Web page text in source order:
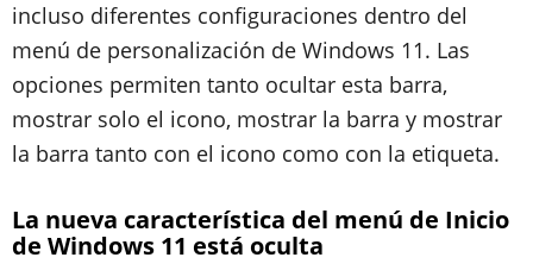
incluso diferentes configuraciones dentro del
menú de personalización de Windows 11. Las
opciones permiten tanto ocultar esta barra,
mostrar solo el icono, mostrar la barra y mostrar
la barra tanto con el icono como con la etiqueta.
La nueva característica del menú de Inicio
de Windows 11 está oculta